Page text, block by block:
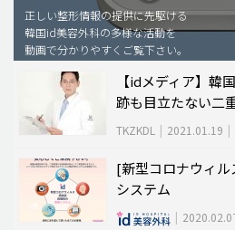
豊胸手術・バストアップ
プチ整形
脂肪吸引 (大容量)
メンズ整形
idニュース
病院紹介
正しい整形情報の提供に先駆ける
韓国id美容外科の多様な活動を
動画で分かりやすくご覧下さい。
【idメディア】
跡も目立たない二
TKZKDL | 2021.01.19 |
[新型コロナウィ
システム
|